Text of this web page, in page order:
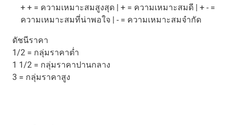
+ + = ความเหมาะสมสูงสุด | + = ความเหมาะสมดี | + - =
ความเหมาะสมที่น่าพอใจ | - = ความเหมาะสมจำกัด
ดัชนีราคา
1/2 = กลุ่มราคาต่ำ
1 1/2 = กลุ่มราคาปานกลาง
3 = กลุ่มราคาสูง